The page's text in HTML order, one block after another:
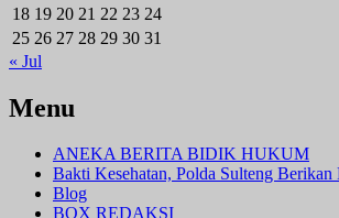
18 19 20 21 22 23 24
25 26 27 28 29 30 31
« Jul
Menu
ANEKA BERITA BIDIK HUKUM
Bakti Kesehatan, Polda Sulteng
Blog
BOX REDAKSI